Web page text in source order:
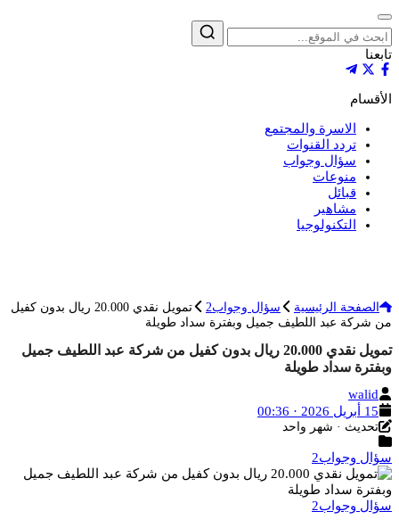
إغلاق
بحث
تابعنا
الأقسام
الاسرة والمجتمع
تردد القنوات
سؤال وجواب
منوعات
قبائل
مشاهير
التكنولوجيا
الصفحة الرئيسية سؤال وجواب2
تمويل نقدي 20.000 ريال بدون كفيل
من شركة عبد اللطيف جميل وبفترة سداد طويلة
تمويل نقدي 20.000 ريال بدون كفيل من شركة عبد اللطيف جميل
وبفترة سداد طويلة
الكاتب
walid
تاريخ
النشر
15 أبريل 2026 · 00:36
آخر
تحديث · شهر واحد
سؤال وجواب2
سؤال وجواب2